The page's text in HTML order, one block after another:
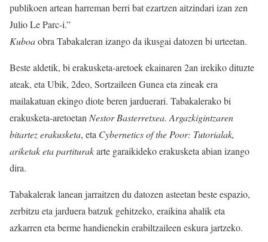
publikoen artean harreman berri bat ezartzen aitzindari izan zen
Julio Le Parc-i.”
Kuboaobra Tabakaleran izango da ikusgai datozen bi urteetan.
Beste aldetik, bi erakusketa-aretoek ekainaren 2an irekiko dituzte
ateak, eta Ubik, 2deo, Sortzaileen Gunea eta zineak era
mailakatuan ekingo diote beren jarduerari. Tabakalerako bi
erakusketa-aretoetanNestor Basterretxea. Argazkigintzaren
bitartez erakusketa, eta Cybernetics of the Poor: Tutorialak,
ariketak eta partiturakarte garaikideko erakusketa abian izango
dira.
Tabakalerak lanean jarraitzen du datozen asteetan beste espazio,
zerbitzu eta jarduera batzuk gehitzeko, eraikina ahalik eta
azkarren eta berme handienekin erabiltzaileen eskura jartzeko.